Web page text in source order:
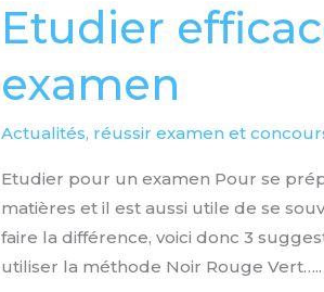
Etudier
examen
Actualités, réussir examen et
Etudier pour un examen Pour se
matières et il est aussi utile de se
faire la différence, voici donc 3
utiliser la méthode Noir Rouge Vert…..
en
vue
d’un
examen